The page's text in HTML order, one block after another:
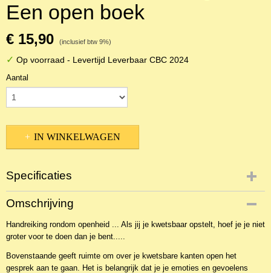
Een open boek
€ 15,90 (inclusief btw 9%)
✓ Op voorraad - Levertijd Leverbaar CBC 2024
Aantal
IN WINKELWAGEN
Specificaties
Productcode
NBKC-33199
EAN code
9789033132162
Productcode leverancier
Den Hertog
Omschrijving
Handreiking rondom openheid ... Als jij je kwetsbaar opstelt, hoef je je niet
groter voor te doen dan je bent.....
Bovenstaande geeft ruimte om over je kwetsbare kanten open het
gesprek aan te gaan. Het is belangrijk dat je je emoties en gevoelens